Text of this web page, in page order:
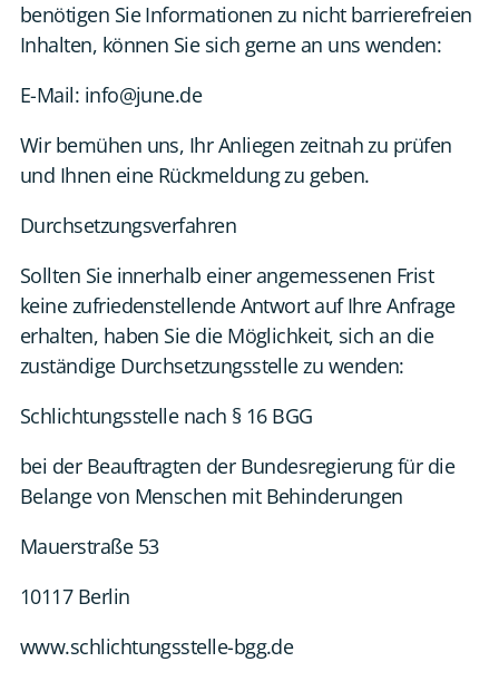
benötigen Sie Informationen zu nicht barrierefreien
Inhalten, können Sie sich gerne an uns wenden:
E-Mail: info@june.de
Wir bemühen uns, Ihr Anliegen zeitnah zu prüfen
und Ihnen eine Rückmeldung zu geben.
Durchsetzungsverfahren
Sollten Sie innerhalb einer angemessenen Frist
keine zufriedenstellende Antwort auf Ihre Anfrage
erhalten, haben Sie die Möglichkeit, sich an die
zuständige Durchsetzungsstelle zu wenden:
Schlichtungsstelle nach § 16 BGG
bei der Beauftragten der Bundesregierung für die
Belange von Menschen mit Behinderungen
Mauerstraße 53
10117 Berlin
www.schlichtungsstelle-bgg.de